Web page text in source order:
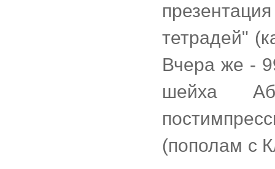
тетрадей"
Вчера же -
шейха
(пополам с